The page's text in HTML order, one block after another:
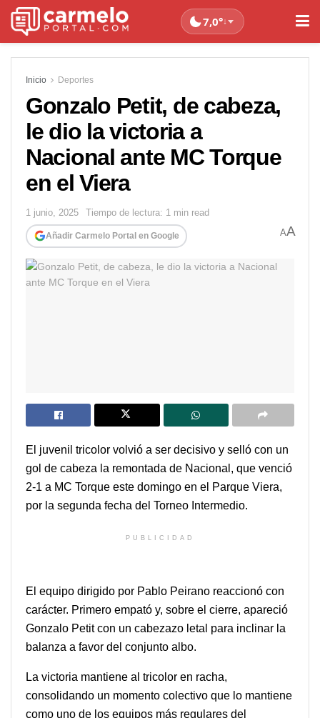
7,0°↓
Inicio Deportes
Gonzalo Petit, de cabeza,
le dio la victoria a
Nacional ante MC Torque
en el Viera
1 junio, 2025 Tiempo de lectura: 1 min read
Añadir Carmelo Portal en Google AA
El juvenil tricolor volvió a ser decisivo y selló con un
gol de cabeza la remontada de Nacional, que venció
2-1 a MC Torque este domingo en el Parque Viera,
por la segunda fecha del Torneo Intermedio.
PUBLICIDAD
El equipo dirigido por Pablo Peirano reaccionó con
carácter. Primero empató y, sobre el cierre, apareció
Gonzalo Petit con un cabezazo letal para inclinar la
balanza a favor del conjunto albo.
La victoria mantiene al tricolor en racha,
consolidando un momento colectivo que lo mantiene
como uno de los equipos más regulares del